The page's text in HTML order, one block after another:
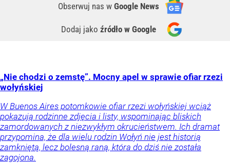
Obserwuj nas w Google News
Dodaj jako źródło w Google
„Nie chodzi o zemstę”. Mocny apel w sprawie ofiar rzezi
wołyńskiej
W Buenos Aires potomkowie ofiar rzezi wołyńskiej wciąż
pokazują rodzinne zdjęcia i listy, wspominając bliskich
zamordowanych z niezwykłym okrucieństwem. Ich dramat
przypomina, że dla wielu rodzin Wołyń nie jest historią
zamkniętą, lecz bolesną raną, która do dziś nie została
zagojona.